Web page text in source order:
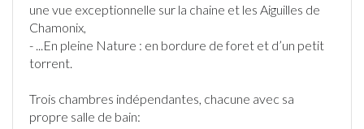
une vue exceptionnelle sur la chaine et les Aiguilles de
Chamonix,
- ...En pleine Nature : en bordure de foret et d’un petit
torrent.
Trois chambres indépendantes, chacune avec sa
propre salle de bain: